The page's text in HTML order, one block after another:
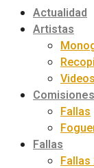
Actualidad
Artistas
Videos
Comisiones
Fallas
Fallas
Fallas